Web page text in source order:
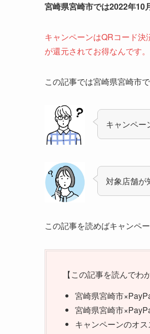
宮崎県宮崎市では2022年10
キャンペーンはQRコード
が還元されてお得なんです。
この記事では宮崎県宮崎市
キャンペー
対象店舗が
この記事を読めばキャンペ
【この記事を読んでわ
宮崎県宮崎市
宮崎県宮崎市
キャンペーンのオ